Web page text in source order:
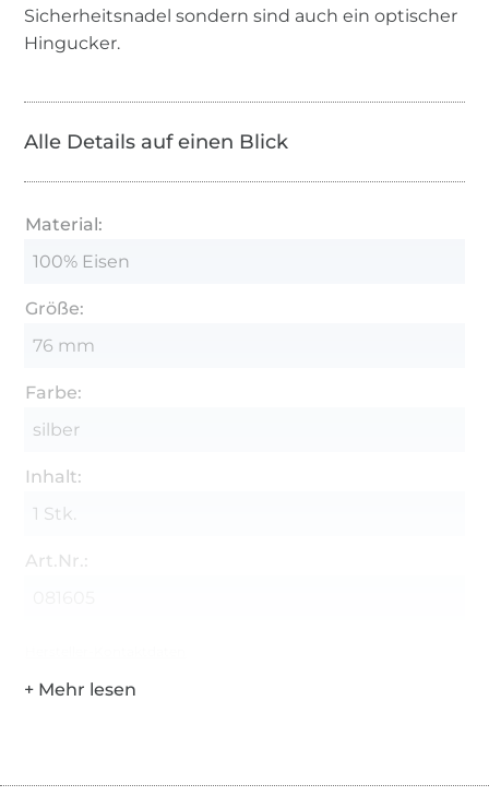
Sicherheitsnadel sondern sind auch ein optischer
Hingucker.
Alle Details auf einen Blick
Material:
100% Eisen
Größe:
76 mm
Farbe:
silber
Inhalt:
1 Stk.
Art.Nr.: